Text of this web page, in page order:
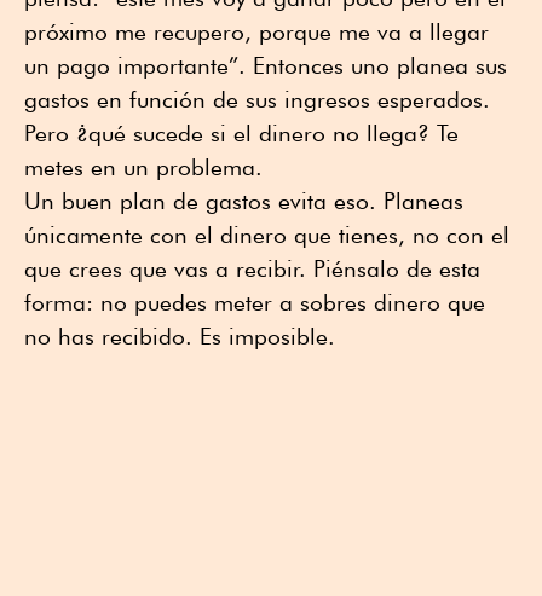
próximo me recupero, porque me va a llegar
un pago importante”. Entonces uno planea sus
gastos en función de sus ingresos esperados.
Pero ¿qué sucede si el dinero no llega? Te
metes en un problema.
Un buen plan de gastos evita eso. Planeas
únicamente con el dinero que tienes, no con el
que crees que vas a recibir. Piénsalo de esta
forma: no puedes meter a sobres dinero que
no has recibido. Es imposible.